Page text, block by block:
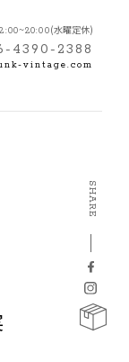
(水曜定休)
4390-2388
vintage.com
SHARE